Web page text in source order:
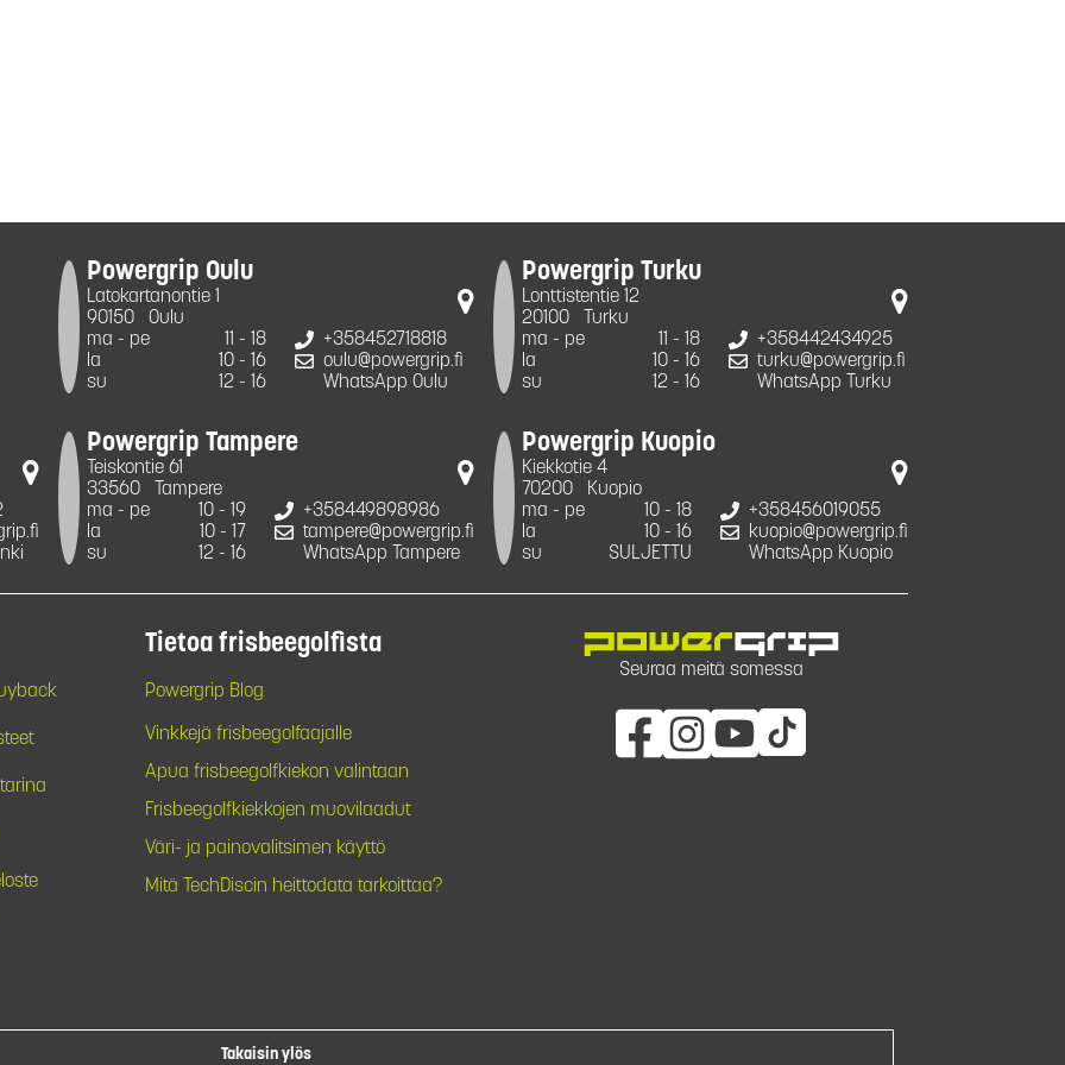
Powergrip Oulu
Latokartanontie 1
90150
Oulu
ma - pe
11 - 18
la
10 - 16
su
12 - 16
+358452718818
oulu@powergrip.fi
WhatsApp Oulu
Powergrip Turku
Lonttistentie 12
20100
Turku
ma - pe
11 - 18
la
10 - 16
su
12 - 16
+358442434925
turku@powergrip.fi
WhatsApp Turku
Powergrip Tampere
Teiskontie 61
33560
Tampere
ma - pe
10 - 19
la
10 - 17
su
12 - 16
+358449898986
tampere@powergrip.fi
WhatsApp Tampere
Powergrip Kuopio
Kiekkotie 4
70200
Kuopio
ma - pe
10 - 18
la
10 - 16
su
SULJETTU
+358456019055
kuopio@powergrip.fi
WhatsApp Kuopio
Tietoa frisbeegolfista
Powergrip Blog
Vinkkejä frisbeegolfaajalle
Apua frisbeegolfkiekon valintaan
Frisbeegolfkiekkojen muovilaadut
Väri- ja painovalitsimen käyttö
Mitä TechDiscin heittodata tarkoittaa?
Seuraa meitä somessa
Takaisin ylös